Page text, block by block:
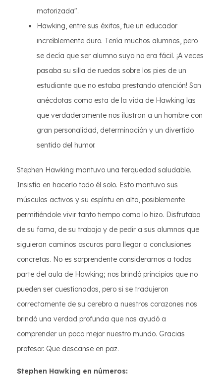
motorizada".
Hawking, entre sus éxitos, fue un educador
increíblemente duro. Tenía muchos alumnos, pero
se decía que ser alumno suyo no era fácil. ¡A veces
pasaba su silla de ruedas sobre los pies de un
estudiante que no estaba prestando atención! Son
anécdotas como esta de la vida de Hawking las
que verdaderamente nos ilustran a un hombre con
gran personalidad, determinación y un divertido
sentido del humor.
Stephen Hawking mantuvo una terquedad saludable.
Insistía en hacerlo todo él solo. Esto mantuvo sus
músculos activos y su espíritu en alto, posiblemente
permitiéndole vivir tanto tiempo como lo hizo. Disfrutaba
de su fama, de su trabajo y de pedir a sus alumnos que
siguieran caminos oscuros para llegar a conclusiones
concretas. No es sorprendente considerarnos a todos
parte del aula de Hawking; nos brindó principios que no
pueden ser cuestionados, pero si se tradujeron
correctamente de su cerebro a nuestros corazones nos
brindó una verdad profunda que nos ayudó a
comprender un poco mejor nuestro mundo. Gracias
profesor. Que descanse en paz.
Stephen Hawking en números: